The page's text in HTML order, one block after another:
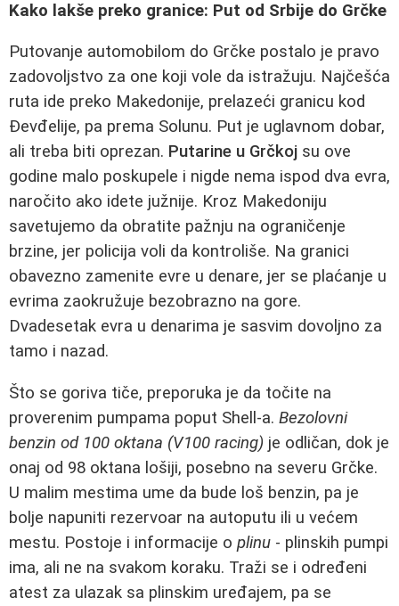
Kako lakše preko granice: Put od Srbije do Grčke
Putovanje automobilom do Grčke postalo je pravo
zadovoljstvo za one koji vole da istražuju. Najčešća
ruta ide preko Makedonije, prelazeći granicu kod
Đevđelije, pa prema Solunu. Put je uglavnom dobar,
ali treba biti oprezan. Putarine u Grčkoj su ove
godine malo poskupele i nigde nema ispod dva evra,
naročito ako idete južnije. Kroz Makedoniju
savetujemo da obratite pažnju na ograničenje
brzine, jer policija voli da kontroliše. Na granici
obavezno zamenite evre u denare, jer se plaćanje u
evrima zaokružuje bezobrazno na gore.
Dvadesetak evra u denarima je sasvim dovoljno za
tamo i nazad.
Što se goriva tiče, preporuka je da točite na
proverenim pumpama poput Shell-a. Bezolovni
benzin od 100 oktana (V100 racing) je odličan, dok je
onaj od 98 oktana lošiji, posebno na severu Grčke.
U malim mestima ume da bude loš benzin, pa je
bolje napuniti rezervoar na autoputu ili u većem
mestu. Postoje i informacije o plinu - plinskih pumpi
ima, ali ne na svakom koraku. Traži se i određeni
atest za ulazak sa plinskim uređajem, pa se